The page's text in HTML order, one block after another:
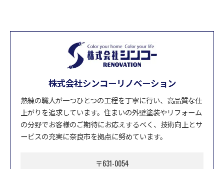
株式会社シンコーリノベーション
熟練の職人が一つひとつの工程を丁寧に行い、高品質な仕
上がりを追求しています。住まいの外壁塗装やリフォーム
の分野でお客様のご期待にお応えするべく、技術向上とサ
ービスの充実に奈良市を拠点に努めています。
〒631-0054